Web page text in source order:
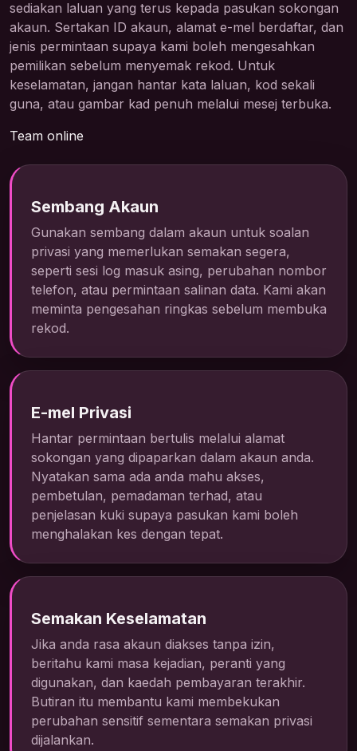
sediakan laluan yang terus kepada pasukan sokongan
akaun. Sertakan ID akaun, alamat e-mel berdaftar, dan
jenis permintaan supaya kami boleh mengesahkan
pemilikan sebelum menyemak rekod. Untuk
keselamatan, jangan hantar kata laluan, kod sekali
guna, atau gambar kad penuh melalui mesej terbuka.
Team online
Sembang Akaun
Gunakan sembang dalam akaun untuk soalan
privasi yang memerlukan semakan segera,
seperti sesi log masuk asing, perubahan nombor
telefon, atau permintaan salinan data. Kami akan
meminta pengesahan ringkas sebelum membuka
rekod.
E-mel Privasi
Hantar permintaan bertulis melalui alamat
sokongan yang dipaparkan dalam akaun anda.
Nyatakan sama ada anda mahu akses,
pembetulan, pemadaman terhad, atau
penjelasan kuki supaya pasukan kami boleh
menghalakan kes dengan tepat.
Semakan Keselamatan
Jika anda rasa akaun diakses tanpa izin,
beritahu kami masa kejadian, peranti yang
digunakan, dan kaedah pembayaran terakhir.
Butiran itu membantu kami membekukan
perubahan sensitif sementara semakan privasi
dijalankan.